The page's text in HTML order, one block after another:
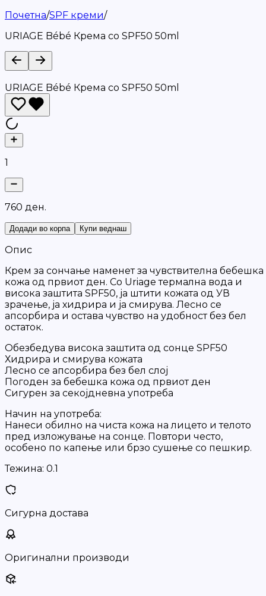
Почетна/SPF креми/
URIAGE Bébé Крема со SPF50 50ml
URIAGE Bébé Крема со SPF50 50ml
1
760 ден.
Додади во корпа Купи веднаш
Опис
Крем за сончање наменет за чувствителна бебешка
кожа од првиот ден. Со Uriage термална вода и
висока заштита SPF50, ја штити кожата од УВ
зрачење, ја хидрира и ја смирува. Лесно се
апсорбира и остава чувство на удобност без бел
остаток.
Обезбедува висока заштита од сонце SPF50
Хидрира и смирува кожата
Лесно се апсорбира без бел слој
Погоден за бебешка кожа од првиот ден
Сигурен за секојдневна употреба
Начин на употреба:
Нанеси обилно на чиста кожа на лицето и телото
пред изложување на сонце. Повтори често,
особено по капење или брзо сушење со пешкир.
Тежина: 0.1
Сигурна достава
Оригинални производи